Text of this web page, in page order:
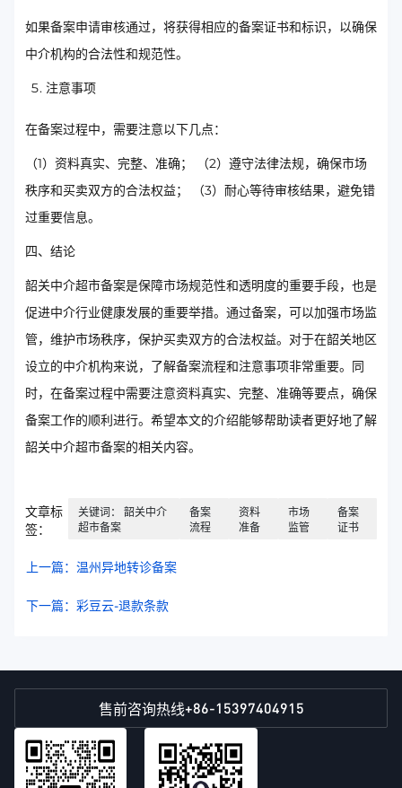
如果备案申请审核通过，将获得相应的备案证书和标识，以确保
中介机构的合法性和规范性。
注意事项
在备案过程中，需要注意以下几点：
（1）资料真实、完整、准确； （2）遵守法律法规，确保市场
秩序和买卖双方的合法权益； （3）耐心等待审核结果，避免错
过重要信息。
四、结论
韶关中介超市备案是保障市场规范性和透明度的重要手段，也是
促进中介行业健康发展的重要举措。通过备案，可以加强市场监
管，维护市场秩序，保护买卖双方的合法权益。对于在韶关地区
设立的中介机构来说，了解备案流程和注意事项非常重要。同
时，在备案过程中需要注意资料真实、完整、准确等要点，确保
备案工作的顺利进行。希望本文的介绍能够帮助读者更好地了解
韶关中介超市备案的相关内容。
文章标
签：
关键词： 韶关中介
超市备案
备案
流程
资料
准备
市场
监管
备案
证书
上一篇：温州异地转诊备案
下一篇：彩豆云-退款条款
售前咨询热线+86-15397404915